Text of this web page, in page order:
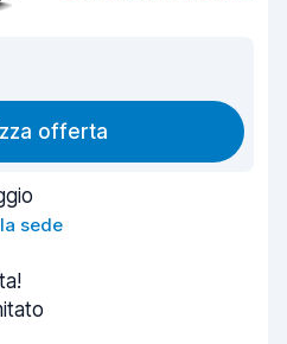
offerta
sede